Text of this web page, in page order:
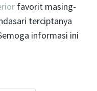
favorit masing-
terciptanya
informasi ini